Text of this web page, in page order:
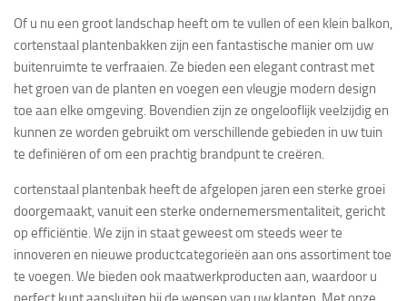
Of u nu een groot landschap heeft om te vullen of een klein balkon,
cortenstaal plantenbakken zijn een fantastische manier om uw
buitenruimte te verfraaien. Ze bieden een elegant contrast met
het groen van de planten en voegen een vleugje modern design
toe aan elke omgeving. Bovendien zijn ze ongelooflijk veelzijdig en
kunnen ze worden gebruikt om verschillende gebieden in uw tuin
te definiëren of om een prachtig brandpunt te creëren.
cortenstaal plantenbak heeft de afgelopen jaren een sterke groei
doorgemaakt, vanuit een sterke ondernemersmentaliteit, gericht
op efficiëntie. We zijn in staat geweest om steeds weer te
innoveren en nieuwe productcategorieën aan ons assortiment toe
te voegen. We bieden ook maatwerkproducten aan, waardoor u